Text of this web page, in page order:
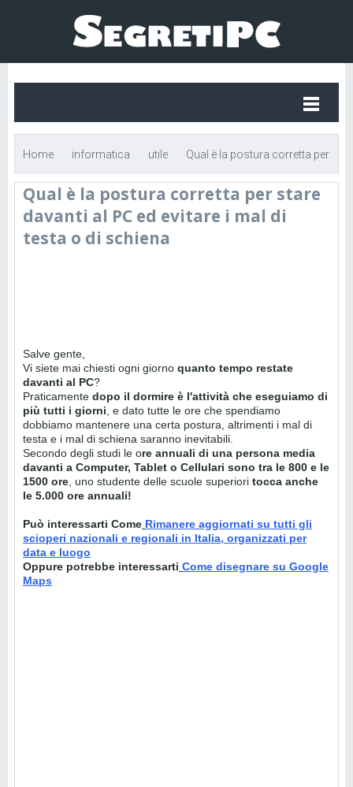
Home informatica utile Qual è la postura corretta per
stare davanti al PC ed evitare i mal di testa o di schiena
Qual è la postura corretta per stare
davanti al PC ed evitare i mal di
testa o di schiena
Salve gente,
Vi siete mai chiesti ogni giorno quanto tempo restate
davanti al PC?
Praticamente dopo il dormire è l'attività che eseguiamo di
più tutti i giorni , e dato tutte le ore che spendiamo
dobbiamo mantenere una certa postura, altrimenti i mal di
testa e i mal di schiena saranno inevitabili.
Secondo degli studi le ore annuali di una persona media
davanti a Computer, Tablet o Cellulari sono tra le 800 e le
1500 ore , uno studente delle scuole superiori tocca anche
le 5.000 ore annuali!
Può interessarti Come Rimanere aggiornati su tutti gli
scioperi nazionali e regionali in Italia, organizzati per
data e luogo
Oppure potrebbe interessarti Come disegnare su Google
Maps